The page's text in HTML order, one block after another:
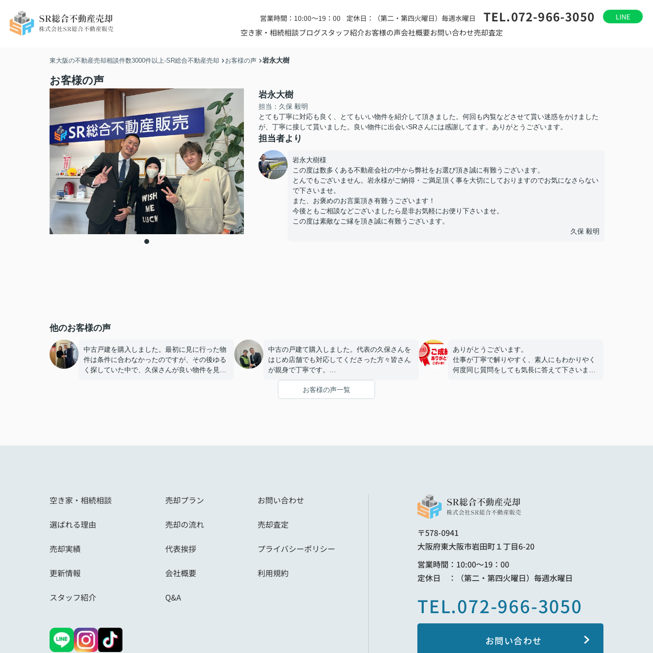
営業時間：10:00～19：00 定休日：（第二・第四火曜日）毎週水曜日 TEL.072-966-3050 LINE
空き家・相続相談ブログスタッフ紹介お客様の声会社概要お問い合わせ売却査定
東大阪の不動産売却相談件数3000件以上-SR総合不動産売却 お客様の声 岩永大樹
お客様の声
岩永大樹
担当：久保 毅明
とても丁寧に対応も良く、とてもいい物件を紹介して頂きました。何回も内覧などさせて貰い迷惑をかけました
が、丁寧に接して貰いました。良い物件に出会いSRさんには感謝してます。ありがとうございます。
担当者より
岩永大樹様
この度は数多くある不動産会社の中から弊社をお選び頂き誠に有難うございます。
とんでもございません。岩永様がご納得・ご満足頂く事を大切にしておりますのでお気になさらない
で下さいませ。
また、お褒めのお言葉頂き有難うございます！
今後ともご相談などございましたら是非お気軽にお便り下さいませ。
この度は素敵なご縁を頂き誠に有難うございます。
久保 毅明
他のお客様の声
中古戸建を購入しました。最初に見に行った物
件は条件に合わなかったのですが、その後ゆる
く探していた中で、久保さんが良い物件を見つ
本当によかったです。ありがとうございました
中古の戸建て購入しました。代表の久保さんを
はじめ店舗でも対応してくださった方々皆さん
が親身で丁寧です。
分からないことだらけで不安もありましたが細
かく分かり易く教えてくれて本当に助かりまし
た。
ありがとうございます。
仕事が丁寧で解りやすく、素人にもわかりやく
何度同じ質問をしても気長に答えて下さいま
お客様の声一覧
空き家・相続相談 売却プラン お問い合わせ
選ばれる理由 売却の流れ 売却査定
売却実績 代表挨拶 プライバシーポリシー
更新情報 会社概要 利用規約
スタッフ紹介 Q&A
〒578-0941
大阪府東大阪市岩田町１丁目6-20
営業時間：10:00～19：00
定休日 ：（第二・第四火曜日）毎週水曜日
TEL.072-966-3050
お問い合わせ